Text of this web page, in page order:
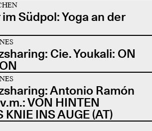
Südpol: Yoga an der
Cie. Youkali: ON
Antonio Ramón
VON HINTEN
KNIE INS AUGE (AT)